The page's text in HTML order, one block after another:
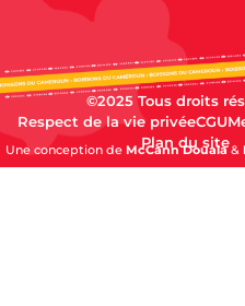
©2025 Tous droits
Respect de la vie privéeCGU
Plan du site
Une conception de McCann Douala&